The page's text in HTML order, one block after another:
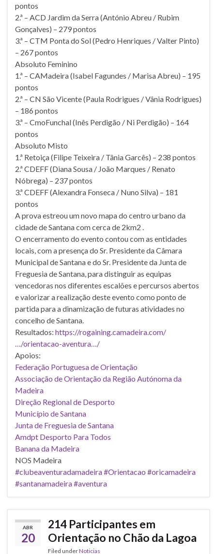
pontos
2.ª – ACD Jardim da Serra (António Abreu / Rubim
Gonçalves) – 279 pontos
3.ª – CTM Ponta do Sol (Pedro Henriques / Valter Pinto)
– 267 pontos
Absoluto Feminino
1.ª – CAMadeira (Isabel Fagundes / Marisa Abreu) – 195
pontos
2.ª – CN São Vicente (Paula Rodrigues / Vânia Rodrigues)
– 186 pontos
3.ª – CmoFunchal (Inês Perdigão / Ni Perdigão) – 164
pontos
Absoluto Misto
1.ª Retoiça (Filipe Teixeira / Tânia Garcês) – 238 pontos
2.ª CDEFF (Diana Sousa / João Marques / Renato
Nóbrega) – 237 pontos
3.ª CDEFF (Alexandra Fonseca / Nuno Silva) – 181
pontos
A prova estreou um novo mapa do centro urbano da
cidade de Santana com cerca de 2km2 .
O encerramento do evento contou com as entidades
locais, com a presença do Sr. Presidente da Câmara
Municipal de Santana e do Sr. Presidente da Junta de
Freguesia de Santana, para distinguir as equipas
vencedoras nos diferentes escalões e percursos abertos
e valorizar a realização deste evento como ponto de
partida para a dinamização de futuras atividades no
concelho de Santana.
Resultados: https://rogaining.camadeira.com/
…/orientacao-aventura…/
Apoios:
Federação Portuguesa de Orientação
Associação de Orientação da Região Autónoma da
Madeira
Direção Regional de Desporto
Município de Santana
Junta de Freguesia de Santana
Amdpt Desporto Para Todos
Banana da Madeira
NOS Madeira
#clubeaventuradamadeira#Orientacao #oricamadeira
#santanamadeira#aventura
ABR
20
214 Participantes em
Orientação no Chão da Lagoa
Filed underNoticias